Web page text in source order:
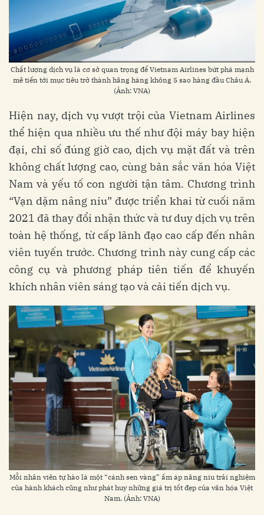
Chất lượng dịch vụ là cơ sở quan trọng để Vietnam Airlines bứt phá mạnh
mẽ tiến tới mục tiêu trở thành hãng hàng không 5 sao hàng đầu Châu Á.
(Ảnh: VNA)
Hiện nay, dịch vụ vượt trội của Vietnam Airlines
thể hiện qua nhiều ưu thế như đội máy bay hiện
đại, chỉ số đúng giờ cao, dịch vụ mặt đất và trên
không chất lượng cao, cùng bản sắc văn hóa Việt
Nam và yếu tố con người tận tâm. Chương trình
“Vạn dặm nâng niu” được triển khai từ cuối năm
2021 đã thay đổi nhận thức và tư duy dịch vụ trên
toàn hệ thống, từ cấp lãnh đạo cao cấp đến nhân
viên tuyến trước. Chương trình này cung cấp các
công cụ và phương pháp tiên tiến để khuyến
khích nhân viên sáng tạo và cải tiến dịch vụ.
Mỗi nhân viên tự hào là một “cánh sen vàng” ấm áp nâng niu trải nghiệm
của hành khách cũng như phát huy những giá trị tốt đẹp của văn hóa Việt
Nam. (Ảnh: VNA)